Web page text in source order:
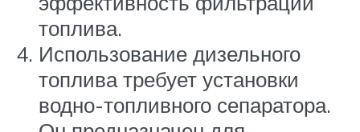
топлива.
Использование дизельного
топлива требует установки
водно-топливного сепаратора.